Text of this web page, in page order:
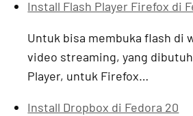
Install Flash Player Firefox di
Untuk bisa membuka flash di
video streaming, yang
Player, untuk Firefox…
Install Dropbox di Fedora 20